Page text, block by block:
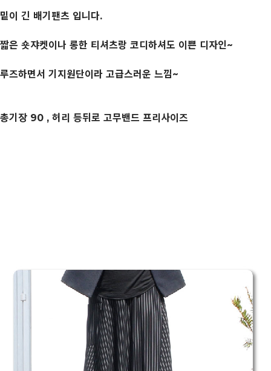
밑이 긴 배기팬츠 입니다.
짧은 숏쟈켓이나 롱한 티셔츠랑 코디하셔도 이쁜 디자인~
루즈하면서 기지원단이라 고급스러운 느낌~
총기장 90 , 허리 등뒤로 고무밴드 프리사이즈